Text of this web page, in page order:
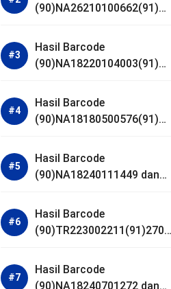
(90)NA26210100662(91)24
Hasil Barcode
(90)NA18220104003(91)25
Hasil Barcode
(90)NA18180500576(91)21
Hasil Barcode
(90)NA18240111449 dan
Hasil Barcode
(90)TR223002211(91)2701
Hasil Barcode
(90)NA18240701272 dan